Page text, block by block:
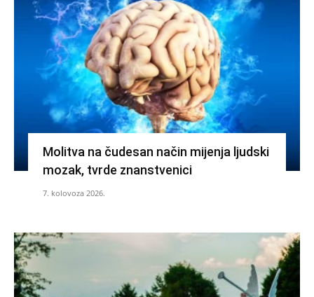
Molitva na čudesan način mijenja ljudski
mozak, tvrde znanstvenici
7. kolovoza 2026.